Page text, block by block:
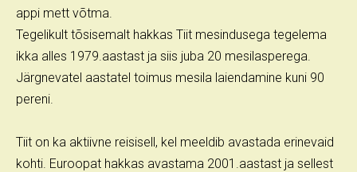
appi mett võtma.
Tegelikult tõsisemalt hakkas Tiit mesindusega tegelema
ikka alles 1979.aastast ja siis juba 20 mesilasperega.
Järgnevatel aastatel toimus mesila laiendamine kuni 90
pereni.
Tiit on ka aktiivne reisisell, kel meeldib avastada erinevaid
kohti. Euroopat hakkas avastama 2001.aastast ja sellest